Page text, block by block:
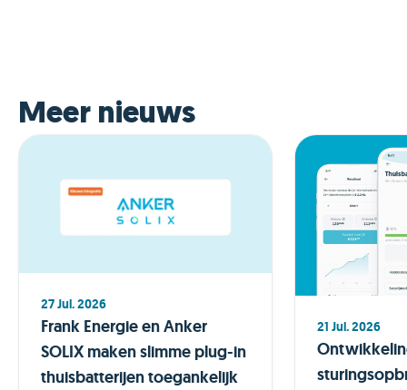
Meer nieuws
27 Jul. 2026
Frank Energie en Anker
SOLIX maken slimme plug-in
thuisbatterijen toegankelijk
21 Jul. 2026